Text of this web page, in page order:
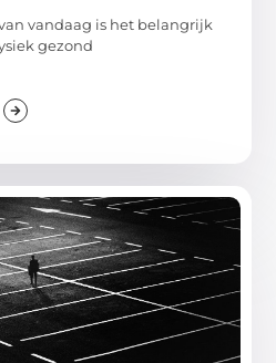
vandaag is het belangrijk
gezond